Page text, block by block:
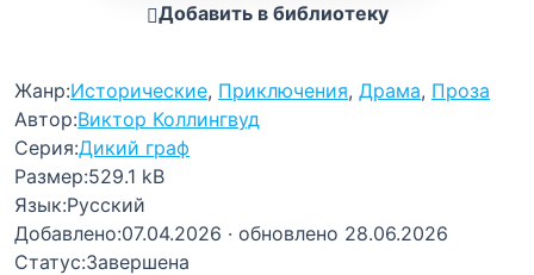
Добавить в библиотеку
Жанр:Исторические, Приключения, Драма, Проза
Автор:Виктор Коллингвуд
Серия:Дикий граф
Размер:529.1 kB
Язык:Русский
Добавлено:07.04.2026 · обновлено 28.06.2026
Статус:Завершена